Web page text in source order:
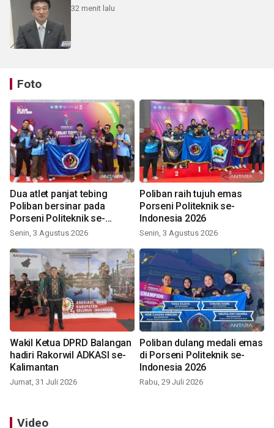
32 menit lalu
Foto
Dua atlet panjat tebing
Poliban bersinar pada
Porseni Politeknik se-
Indonesia 2026
Senin, 3 Agustus 2026
Poliban raih tujuh emas
Porseni Politeknik se-
Indonesia 2026
Senin, 3 Agustus 2026
Wakil Ketua DPRD Balangan
hadiri Rakorwil ADKASI se-
Kalimantan
Jumat, 31 Juli 2026
Poliban dulang medali emas
di Porseni Politeknik se-
Indonesia 2026
Rabu, 29 Juli 2026
Video